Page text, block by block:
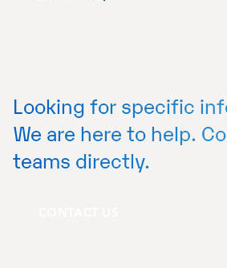
Looking for specific
We are here to help.
teams directly.